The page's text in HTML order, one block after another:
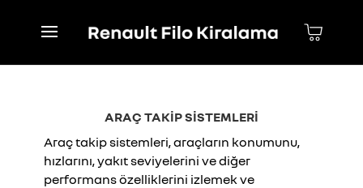
ARAÇ TAKİP SİSTEMLERİ
Araç takip sistemleri, araçların konumunu,
hızlarını, yakıt seviyelerini ve diğer
performans özelliklerini izlemek ve